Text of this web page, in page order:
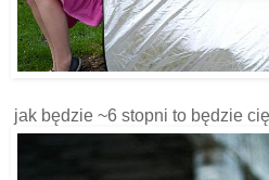
jak będzie ~6 stopni to będzie